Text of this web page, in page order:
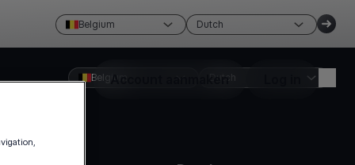
Belgium Dutch
Account aanmaken
Belgium Dutch